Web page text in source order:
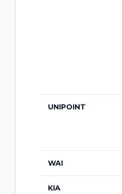
UNIPOINT
WAI
KIA